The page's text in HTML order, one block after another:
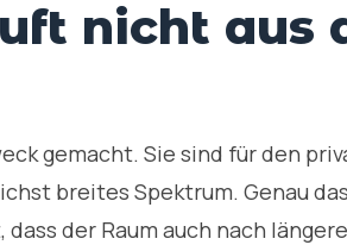
nicht aus
gemacht. Sie sind für den
breites Spektrum. Genau
der Raum auch nach